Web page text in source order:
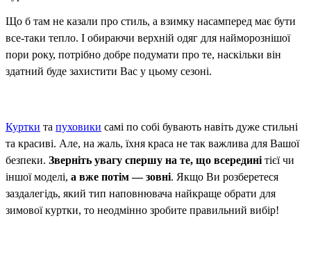
Що б там не казали про стиль, а взимку насамперед має бути
все-таки тепло. І обираючи верхній одяг для найморознішої
пори року, потрібно добре подумати про те, наскільки він
здатний буде захистити Вас у цьому сезоні.
Куртки та пуховики самі по собі бувають навіть дуже стильні
та красиві. Але, на жаль, їхня краса не так важлива для Вашої
безпеки. Зверніть увагу спершу на те, що всередині тієї чи
іншої моделі, а вже потім — зовні. Якщо Ви розберетеся
заздалегідь, який тип наповнювача найкраще обрати для
зимової куртки, то неодмінно зробите правильний вибір!